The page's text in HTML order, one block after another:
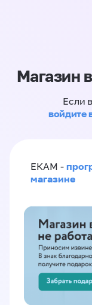
Магазин
Если
войдите
ЕКАМ -
магазине